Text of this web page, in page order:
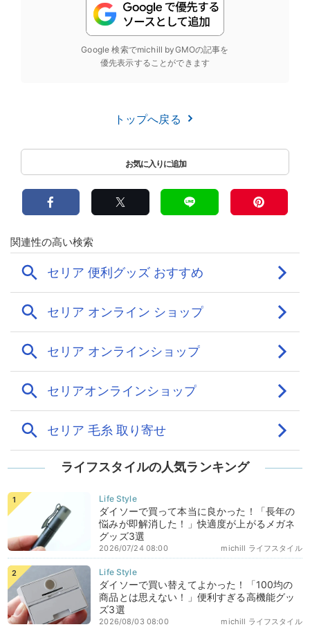
Google 検索でmichill byGMOの記事を
優先表示することができます
トップへ戻る
ライフスタイルの人気ランキング
ダイソーで買って本当に良かった！「長年の
悩みが即解消した！」快適度が上がるメガネ
グッズ3選
michill ライフスタイル
2026/07/24 08:00
ダイソーで買い替えてよかった！「100均の
商品とは思えない！」便利すぎる高機能グッ
ズ3選
michill ライフスタイル
2026/08/03 08:00